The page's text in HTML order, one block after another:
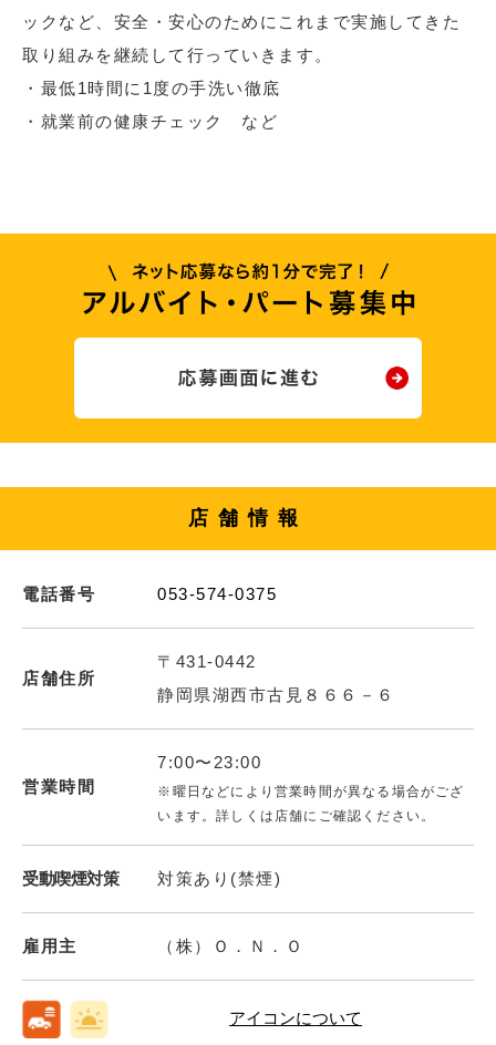
ックなど、安全・安心のためにこれまで実施してきた
取り組みを継続して行っていきます。
・最低1時間に1度の手洗い徹底
・就業前の健康チェック など
店舗情報
電話番号 053-574-0375
店舗住所
〒431-0442
静岡県湖西市古見８６６－６
営業時間
7:00〜23:00
※曜日などにより営業時間が異なる場合がござ
います。詳しくは店舗にご確認ください。
受動喫煙対策 対策あり(禁煙)
雇用主 （株）Ｏ．Ｎ．Ｏ
アイコンについて